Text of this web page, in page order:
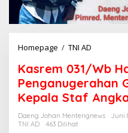
Homepage / TNI AD
s
r
e
m
0
Kasrem 031/Wb
Penganugerahan
Kepala Staf
Daeng Johan Mentengnews
Juni
TNI AD
463 Dilihat